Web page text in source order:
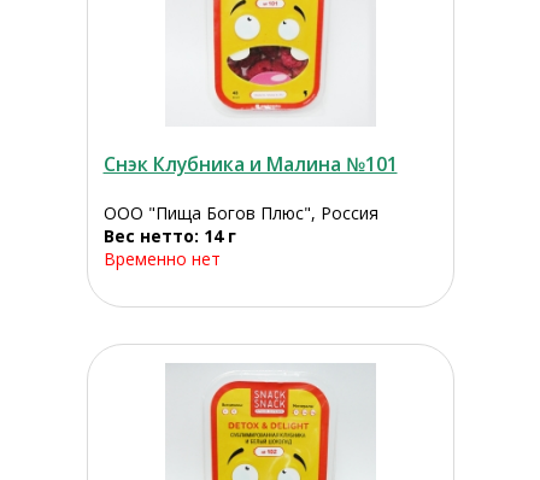
Снэк Клубника и Малина №101
ООО "Пища Богов Плюс", Россия
Вес нетто: 14 г
Временно нет